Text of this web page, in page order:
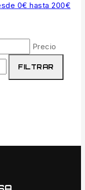
0€ hasta 200€
Precio
FILTRAR